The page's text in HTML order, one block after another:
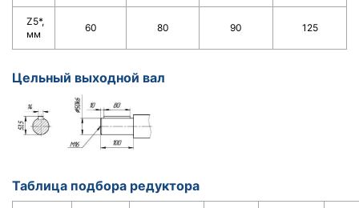
Z5*,
мм
60 80 90 125
Цельный выходной вал
Таблица подбора редуктора